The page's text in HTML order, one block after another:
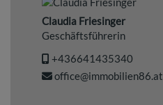
Claudia Friesinger
Geschäftsführerin
+436641435340
office@immobilien86.at